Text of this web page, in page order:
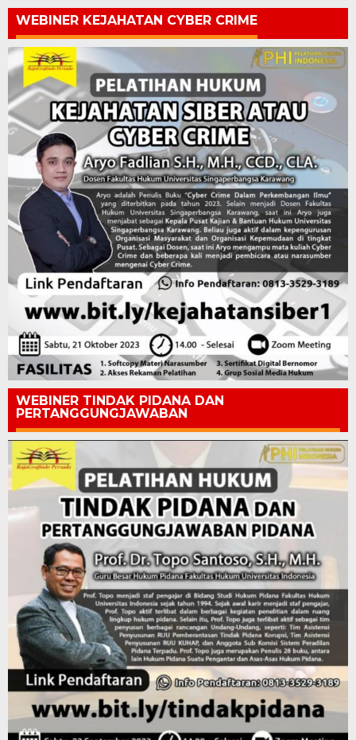
WEBINER KEJAHATAN CYBER CRIME
WEBINER TINDAK PIDANA DAN
PERTANGGUNGJAWABAN